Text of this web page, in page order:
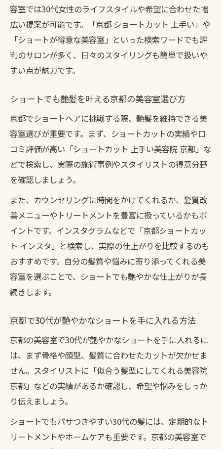
容室では30代女性のライフスタイルや希望に合わせた幅
広い提案が可能です。「京都 ショートカット 上手い」や
「ショートが得意な美容室」といった検索ワードでも評
判のサロンが多く、日々のスタイリングも簡単で扱いや
すい点が魅力です。
ショートでも艶髪を叶える京都の美容室選び方
京都でショートヘアに挑戦する際、艶髪を維持できる美
容室選びが重要です。まず、ショートカットの実績や口
コミ評価が高い「ショートカット 上手い美容院 京都」な
どで検索し、実際の施術事例やスタイリストの得意分野
を確認しましょう。
また、カウンセリングに時間をかけてくれるか、髪質改
善メニューやトリートメントを豊富に扱っているかもポ
イントです。インスタグラムなどで「京都ショートカッ
ト インスタ」と検索し、実際の仕上がりを比較するのも
おすすめです。自分の髪質や悩みに寄り添ってくれる美
容室を選ぶことで、ショートでも艶やかな仕上がりが長
続きします。
京都で30代が艶やかなショートを手に入れる方法
京都の美容室で30代が艶やかなショートを手に入れるに
は、まず骨格や顔型、髪質に合わせたカットが欠かせま
せん。スタイリストに「似合う髪型にしてくれる美容院
京都」などの実績があるか確認し、希望や悩みをしっか
り伝えましょう。
ショートでもパサつきやすい30代の髪には、定期的なト
リートメントやホームケアも重要です。京都の美容室で